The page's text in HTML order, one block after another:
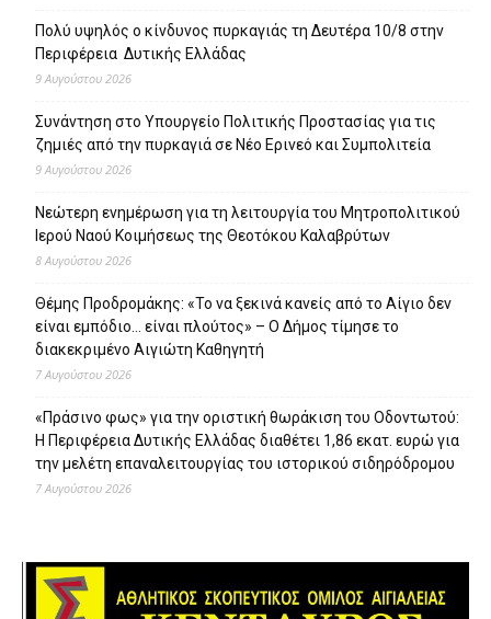
Πολύ υψηλός ο κίνδυνος πυρκαγιάς τη Δευτέρα 10/8 στην
Περιφέρεια Δυτικής Ελλάδας
9 Αυγούστου 2026
Συνάντηση στο Υπουργείο Πολιτικής Προστασίας για τις
ζημιές από την πυρκαγιά σε Νέο Ερινεό και Συμπολιτεία
9 Αυγούστου 2026
Νεώτερη ενημέρωση για τη λειτουργία του Μητροπολιτικού
Ιερού Ναού Κοιμήσεως της Θεοτόκου Καλαβρύτων
8 Αυγούστου 2026
Θέμης Προδρομάκης: «Το να ξεκινά κανείς από το Αίγιο δεν
είναι εμπόδιο… είναι πλούτος» – O Δήμος τίμησε το
διακεκριμένο Αιγιώτη Καθηγητή
7 Αυγούστου 2026
«Πράσινο φως» για την οριστική θωράκιση του Οδοντωτού:
Η Περιφέρεια Δυτικής Ελλάδας διαθέτει 1,86 εκατ. ευρώ για
την μελέτη επαναλειτουργίας του ιστορικού σιδηρόδρομου
7 Αυγούστου 2026